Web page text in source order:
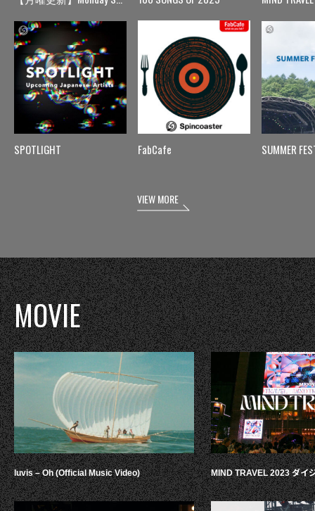
SPOTLIGHT FabCafe SUMMER
VIEW MORE
MOVIE
luvis – Oh (Official Music Video) MIND TRAVEL 2023 ダイ